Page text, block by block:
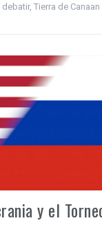
debatir, Tierra de Canaan
y el